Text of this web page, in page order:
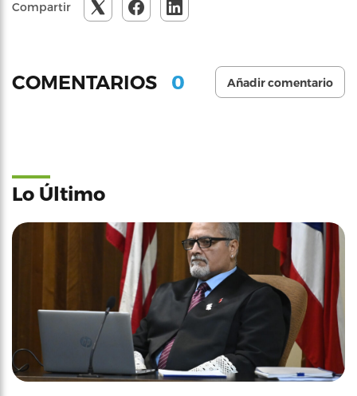
Compartir
COMENTARIOS 0 Añadir comentario
Lo Último